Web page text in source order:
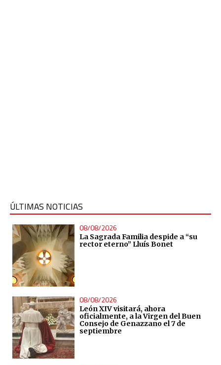
ÚLTIMAS NOTICIAS
08/08/2026
La Sagrada Familia despide a “su
rector eterno” Lluís Bonet
08/08/2026
León XIV visitará, ahora
oficialmente, a la Virgen del Buen
Consejo de Genazzano el 7 de
septiembre